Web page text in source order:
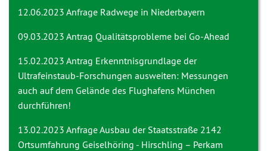
12.06.2023 Anfrage Radwege in Niederbayern
09.03.2023 Antrag Qualitätsprobleme bei Go-Ahead
15.02.2023 Antrag Erkenntnisgrundlage der
Ultrafeinstaub-Forschungen ausweiten: Messungen
auch auf dem Gelände des Flughafens München
durchführen!
13.02.2023 AnfrageAusbau der Staatsstraße 2142
Ortsumfahrung Geiselhöring - Hirschling – Perkam